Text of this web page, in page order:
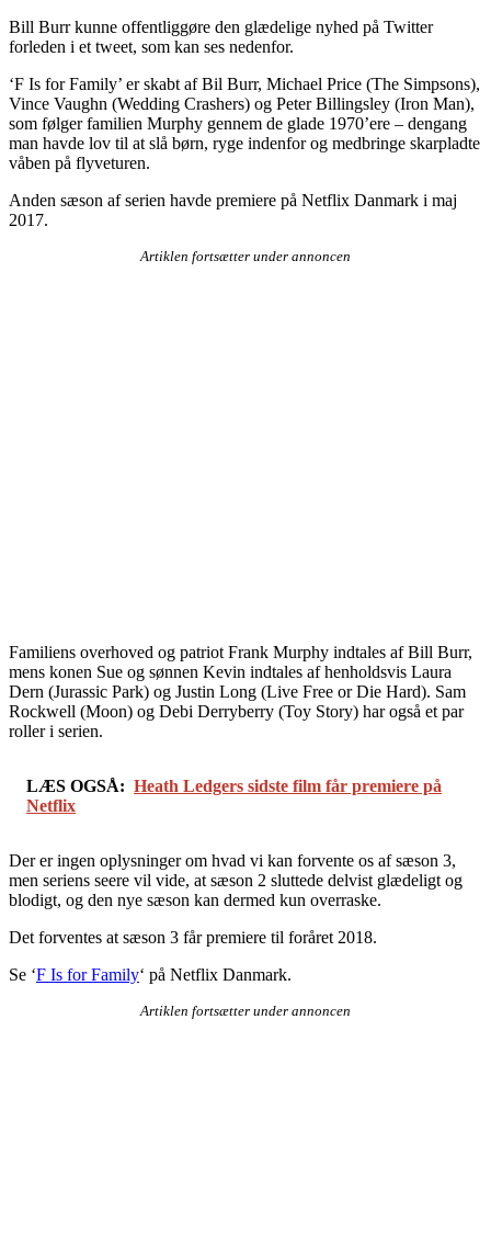
Bill Burr kunne offentliggøre den glædelige nyhed på Twitter
forleden i et tweet, som kan ses nedenfor.
‘F Is for Family’ er skabt af Bil Burr, Michael Price (The Simpsons),
Vince Vaughn (Wedding Crashers) og Peter Billingsley (Iron Man),
som følger familien Murphy gennem de glade 1970’ere – dengang
man havde lov til at slå børn, ryge indenfor og medbringe skarpladte
våben på flyveturen.
Anden sæson af serien havde premiere på Netflix Danmark i maj
2017.
Artiklen fortsætter under annoncen
Familiens overhoved og patriot Frank Murphy indtales af Bill Burr,
mens konen Sue og sønnen Kevin indtales af henholdsvis Laura
Dern (Jurassic Park) og Justin Long (Live Free or Die Hard). Sam
Rockwell (Moon) og Debi Derryberry (Toy Story) har også et par
roller i serien.
LÆS OGSÅ: Heath Ledgers sidste film får premiere på
Netflix
Der er ingen oplysninger om hvad vi kan forvente os af sæson 3,
men seriens seere vil vide, at sæson 2 sluttede delvist glædeligt og
blodigt, og den nye sæson kan dermed kun overraske.
Det forventes at sæson 3 får premiere til foråret 2018.
Se ‘F Is for Family‘ på Netflix Danmark.
Artiklen fortsætter under annoncen